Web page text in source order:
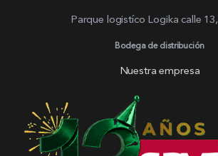
Parque logistíco Logika calle
Bodega de distribución
Nuestra empresa